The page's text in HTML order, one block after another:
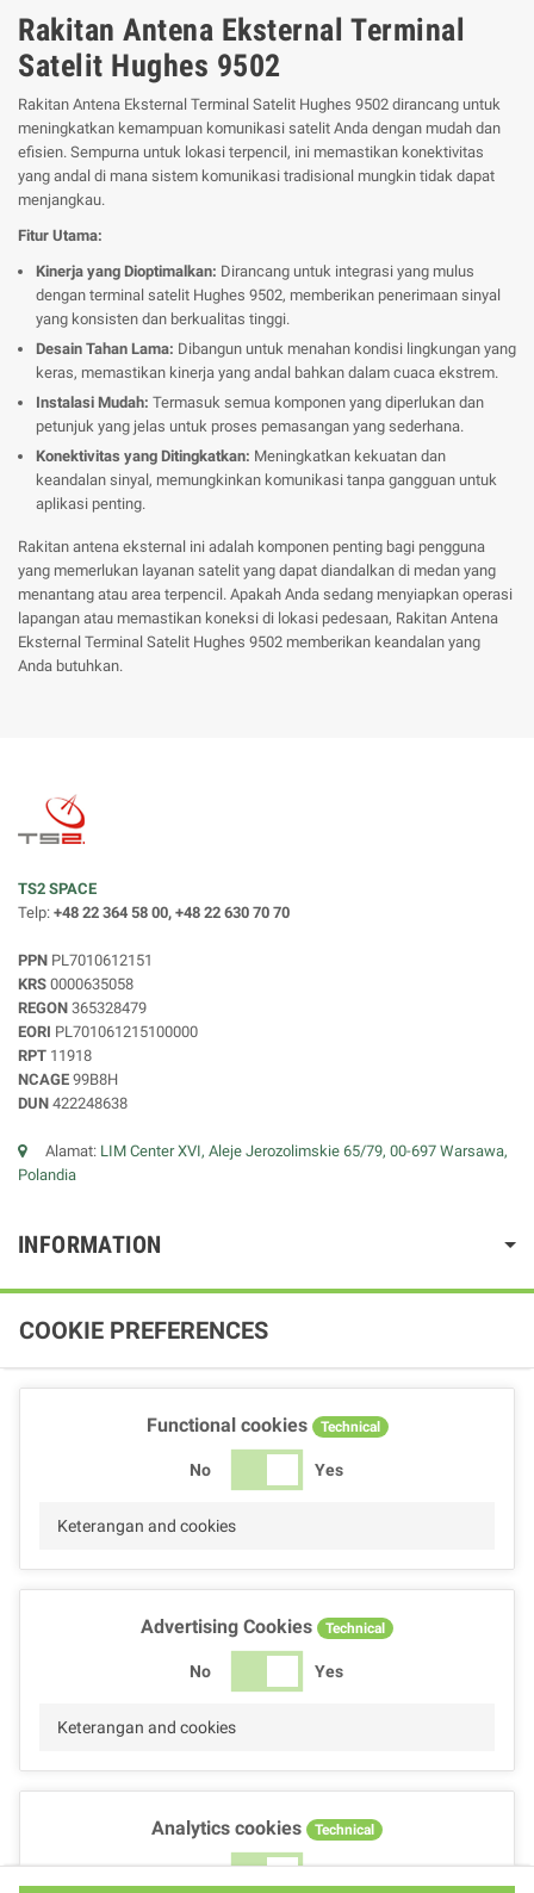
Rakitan Antena Eksternal Terminal
Satelit Hughes 9502
Rakitan Antena Eksternal Terminal Satelit Hughes 9502 dirancang untuk
meningkatkan kemampuan komunikasi satelit Anda dengan mudah dan
efisien. Sempurna untuk lokasi terpencil, ini memastikan konektivitas
yang andal di mana sistem komunikasi tradisional mungkin tidak dapat
menjangkau.
Fitur Utama:
Kinerja yang Dioptimalkan: Dirancang untuk integrasi yang mulus
dengan terminal satelit Hughes 9502, memberikan penerimaan sinyal
yang konsisten dan berkualitas tinggi.
Desain Tahan Lama: Dibangun untuk menahan kondisi lingkungan yang
keras, memastikan kinerja yang andal bahkan dalam cuaca ekstrem.
Instalasi Mudah: Termasuk semua komponen yang diperlukan dan
petunjuk yang jelas untuk proses pemasangan yang sederhana.
Konektivitas yang Ditingkatkan: Meningkatkan kekuatan dan
keandalan sinyal, memungkinkan komunikasi tanpa gangguan untuk
aplikasi penting.
Rakitan antena eksternal ini adalah komponen penting bagi pengguna
yang memerlukan layanan satelit yang dapat diandalkan di medan yang
menantang atau area terpencil. Apakah Anda sedang menyiapkan operasi
lapangan atau memastikan koneksi di lokasi pedesaan, Rakitan Antena
Eksternal Terminal Satelit Hughes 9502 memberikan keandalan yang
Anda butuhkan.
TS2 SPACE
Telp: +48 22 364 58 00, +48 22 630 70 70
PPN PL7010612151
KRS 0000635058
REGON 365328479
EORI PL701061215100000
RPT 11918
NCAGE 99B8H
DUN 422248638
Alamat: LIM Center XVI, Aleje Jerozolimskie 65/79, 00-697 Warsawa,
Polandia
INFORMATION
COOKIE PREFERENCES
Functional cookies Technical
No Yes
Keterangan and cookies
Advertising Cookies Technical
No Yes
Keterangan and cookies
Analytics cookies Technical
No Yes